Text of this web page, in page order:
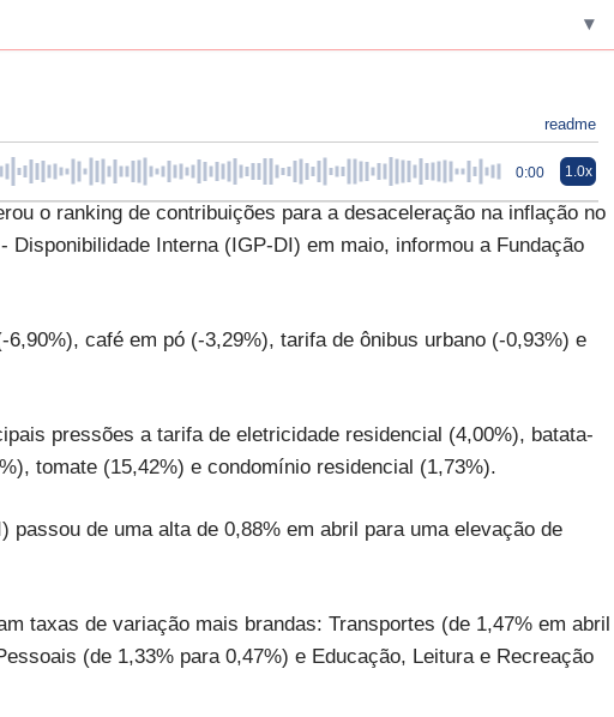
▾
readme
0:00 1.0x
o ranking de contribuições para a desaceleração na inflação no
Interna (IGP-DI) em maio, informou a Fundação
café em pó (-3,29%), tarifa de ônibus urbano (-0,93%) e
pressões a tarifa de eletricidade residencial (4,00%), batata-
tomate (15,42%) e condomínio residencial (1,73%).
de uma alta de 0,88% em abril para uma elevação de
taxas de variação mais brandas: Transportes (de 1,47% em abril
(de 1,33% para 0,47%) e Educação, Leitura e Recreação